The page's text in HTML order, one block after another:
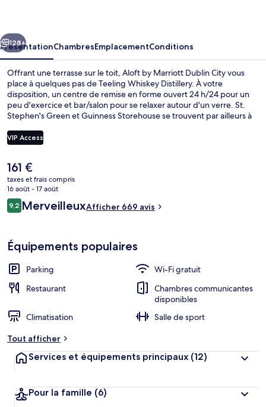
City
Suivant
128+
PrésentationChambresEmplacementConditions
Offrant une terrasse sur le toit, Aloft by Marriott Dublin City vous
place à quelques pas de Teeling Whiskey Distillery. À votre
disposition, un centre de remise en forme ouvert 24 h/24 pour un
peu d'exercice et bar/salon pour se relaxer autour d'un verre. St.
Stephen's Green et Guinness Storehouse se trouvent par ailleurs à
personnel attentionné et l'élégant bar. L'hébergement se situe à
une très courte distance à pied des transports publics : Station de
tramway Harcourt Street, à 15 min.
VIP Access
Le
prix
actuel
est
de
161 €
taxes et frais compris
16 août - 17 août
Avis
voyageurs
9,29,2 sur 10
MerveilleuxAfficher 669 avis
Équipements populaires
Parking
Wi-Fi gratuit
Restaurant
Chambres communicantes
disponibles
Climatisation
Salle de sport
Tout afficher
Services et équipements principaux (12)
Pour la famille (6)